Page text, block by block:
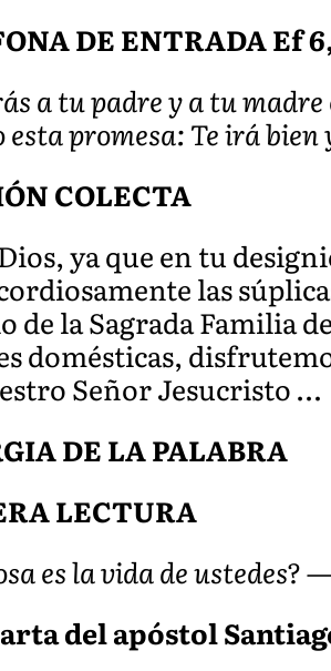
DE ENTRADA Ef
a tu padre y a tu
esta promesa: Te irá
COLECTA
ya que en tu
las
de la Sagrada Familia
domésticas,
Señor Jesucristo …
DE LA PALABRA
LECTURA
es la vida de ustedes?
del apóstol